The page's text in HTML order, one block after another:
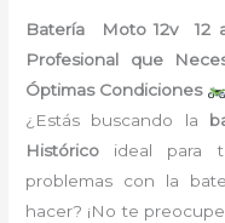
Batería Moto 12v 12
Profesional que
Óptimas Condiciones
¿Estás buscando la
Histórico ideal para
problemas con la
hacer? ¡No te